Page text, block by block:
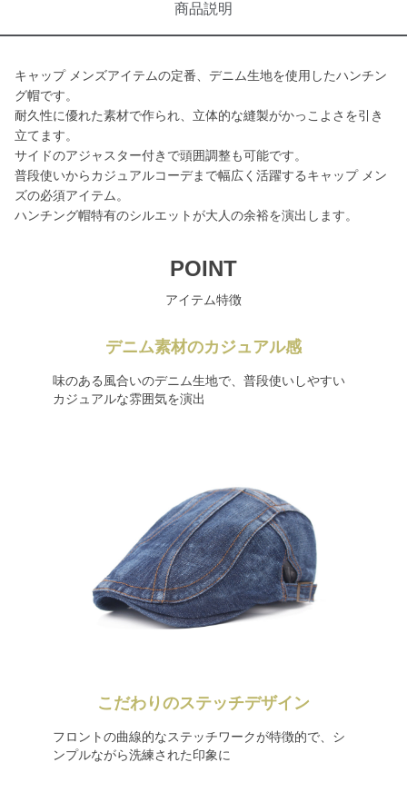
商品説明
キャップ メンズアイテムの定番、デニム生地を使用したハンチン
グ帽です。
耐久性に優れた素材で作られ、立体的な縫製がかっこよさを引き
立てます。
サイドのアジャスター付きで頭囲調整も可能です。
普段使いからカジュアルコーデまで幅広く活躍するキャップ メン
ズの必須アイテム。
ハンチング帽特有のシルエットが大人の余裕を演出します。
POINT
アイテム特徴
デニム素材のカジュアル感
味のある風合いのデニム生地で、普段使いしやすい
カジュアルな雰囲気を演出
こだわりのステッチデザイン
フロントの曲線的なステッチワークが特徴的で、シ
ンプルながら洗練された印象に